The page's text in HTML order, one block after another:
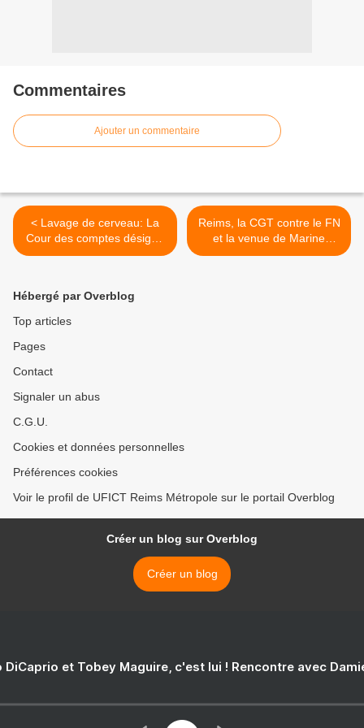
Commentaires
Ajouter un commentaire
< Lavage de cerveau: La
Cour des comptes désigne
les collectivités comme
Reims, la CGT contre le FN
et la venue de Marine
Lepen dans la cité des
Hébergé par Overblog
Top articles
Pages
Contact
Signaler un abus
C.G.U.
Cookies et données personnelles
Préférences cookies
Voir le profil de UFICT Reims Métropole sur le portail Overblog
Créer un blog sur Overblog
Créer un blog
DiCaprio et Tobey Maguire, c'est lui ! Rencontre avec